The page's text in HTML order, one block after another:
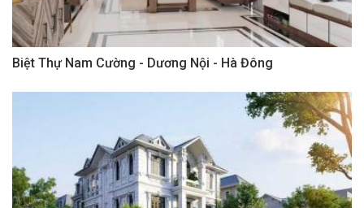
Biệt Thự Nam Cường - Dương Nội - Hà Đông